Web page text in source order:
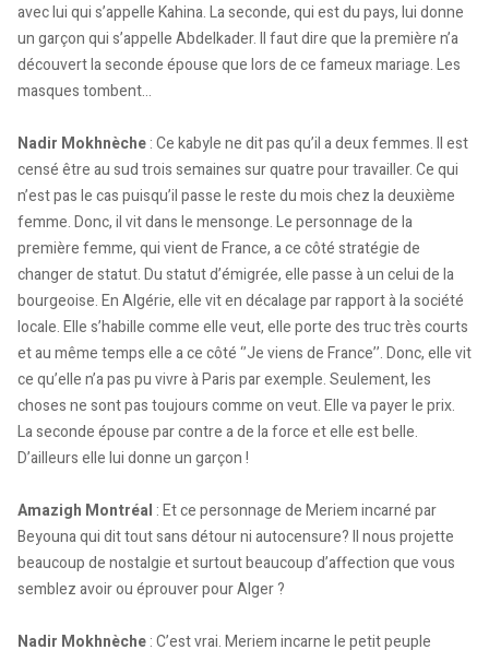
avec lui qui s’appelle Kahina. La seconde, qui est du pays, lui donne
un garçon qui s’appelle Abdelkader. Il faut dire que la première n’a
découvert la seconde épouse que lors de ce fameux mariage. Les
masques tombent…
Nadir Mokhnèche: Ce kabyle ne dit pas qu’il a deux femmes. Il est
censé être au sud trois semaines sur quatre pour travailler. Ce qui
n’est pas le cas puisqu’il passe le reste du mois chez la deuxième
femme. Donc, il vit dans le mensonge. Le personnage de la
première femme, qui vient de France, a ce côté stratégie de
changer de statut. Du statut d’émigrée, elle passe à un celui de la
bourgeoise. En Algérie, elle vit en décalage par rapport à la société
locale. Elle s’habille comme elle veut, elle porte des truc très courts
et au même temps elle a ce côté ‘’Je viens de France’’. Donc, elle vit
ce qu’elle n’a pas pu vivre à Paris par exemple. Seulement, les
choses ne sont pas toujours comme on veut. Elle va payer le prix.
La seconde épouse par contre a de la force et elle est belle.
D’ailleurs elle lui donne un garçon !
Amazigh Montréal : Et ce personnage de Meriem incarné par
Beyouna qui dit tout sans détour ni autocensure? Il nous projette
beaucoup de nostalgie et surtout beaucoup d’affection que vous
semblez avoir ou éprouver pour Alger ?
Nadir Mokhnèche: C’est vrai. Meriem incarne le petit peuple